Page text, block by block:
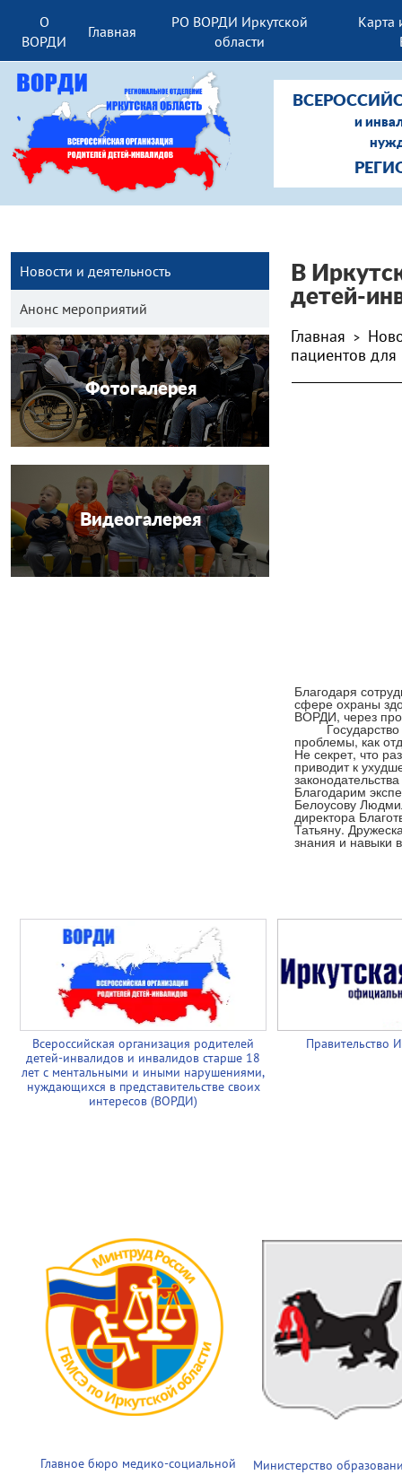
О
ВОРДИ
Главная
РО ВОРДИ Иркутской
области
Карта
и
Новости и деятельность
Анонс мероприятий
Фотогалерея
Видеогалерея
В
детей-
Главная >
пациентов
Благодаря
сфере охраны
ВОРДИ, через
Государство и
проблемы, как
Не секрет, что
приводит к
Благодарим
Белоусову
директора
Татьяну.
знания и навыки
Всероссийская организация родителей
детей-инвалидов и инвалидов старше 18
лет с ментальными и иными нарушениями,
нуждающихся в представительстве своих
интересов (ВОРДИ)
Правительство
Главное бюро медико-социальной
Министерство